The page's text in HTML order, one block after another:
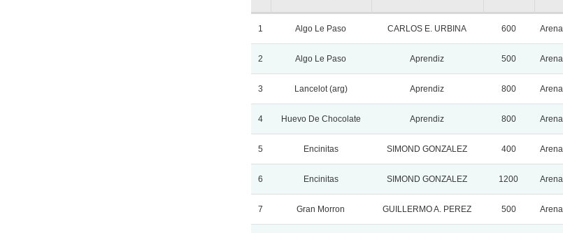
1 Algo Le Paso CARLOS E. URBINA 600 Arena
2 Algo Le Paso Aprendiz 500 Arena
3 Lancelot (arg) Aprendiz 800 Arena
4 Huevo De Chocolate Aprendiz 800 Arena
5 Encinitas SIMOND GONZALEZ 400 Arena
6 Encinitas SIMOND GONZALEZ 1200 Arena
7 Gran Morron GUILLERMO A. PEREZ 500 Arena